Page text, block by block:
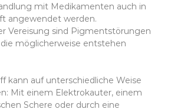
mit Medikamenten auch in
angewendet werden.
Vereisung sind Pigmentstörungen
möglicherweise entstehen
kann auf unterschiedliche Weise
Mit einem Elektrokauter, einem
Schere oder durch eine